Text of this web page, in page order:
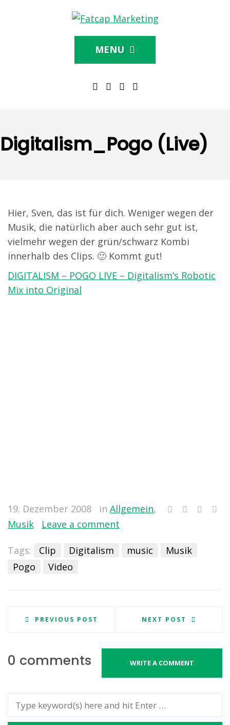
MENU
Digitalism_Pogo (Live)
Hier, Sven, das ist für dich. Weniger wegen der
Musik, die natürlich aber auch sehr gut ist,
vielmehr wegen der grün/schwarz Kombi
innerhalb des Clips. 🙂 Kommt gut!
DIGITALISM – POGO LIVE – Digitalism’s Robotic
Mix into Original
19. Dezember 2008 in Allgemein,
Musik
Leave a comment
Tags: Clip Digitalism music
Musik
Pogo
Video
PREVIOUS POST NEXT POST
0 comments WRITE A COMMENT